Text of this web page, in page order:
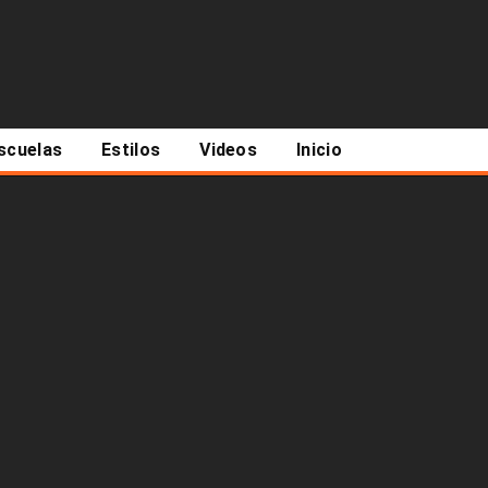
Estilos Videos Inicio